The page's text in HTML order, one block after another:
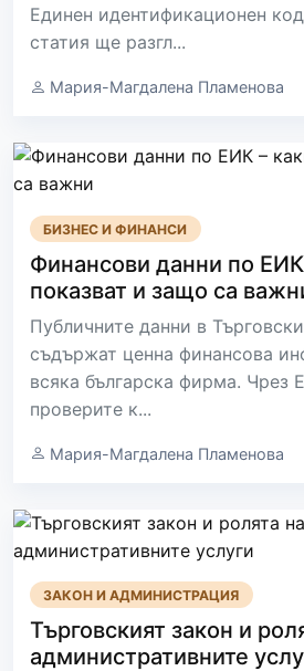
Единен идентификационен
статия ще разгл...
Мария-Магдалена Пламенова
БИЗНЕС И ФИНАНСИ
Финансови данни по ЕИК
показват и защо са
Публичните данни в
съдържат ценна финансова
всяка българска фирма. Чрез
проверите к...
Мария-Магдалена Пламенова
ЗАКОН И АДМИНИСТРАЦИЯ
Търговският закон и
административните